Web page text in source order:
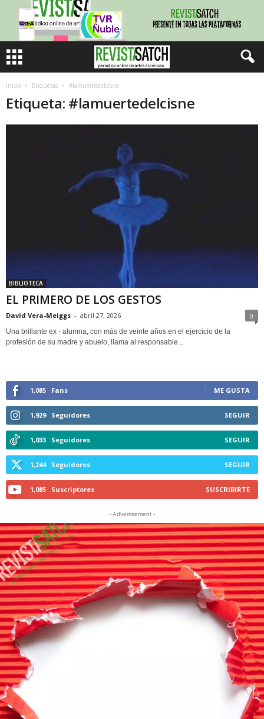
Inicio Etiquetas #lamuertedelcisne
Etiqueta: #lamuertedelcisne
BIBLIOTECA
EL PRIMERO DE LOS GESTOS
David Vera-Meiggs - abril 27, 2026 0
Una brillante ex - alumna, con más de veinte años en el ejercicio de la
profesión de su madre y abuelo, llama al responsable...
1,085 Fans ME GUSTA
1,929 Seguidores SEGUIR
1,033 Seguidores SEGUIR
1,244 Seguidores SEGUIR
1,085 Suscriptores SUSCRIBIRTE
- Advertisement -